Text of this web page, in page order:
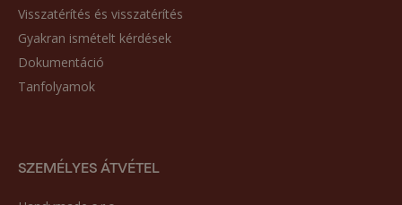
Visszatérítés és visszatérítés
Gyakran ismételt kérdések
Dokumentáció
Tanfolyamok
SZEMÉLYES ÁTVÉTEL